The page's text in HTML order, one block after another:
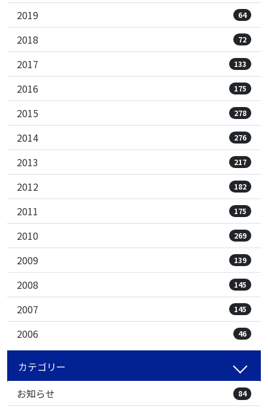
2019 64
2018 72
2017 133
2016 175
2015 278
2014 276
2013 217
2012 182
2011 175
2010 269
2009 139
2008 145
2007 145
2006 46
カテゴリー
お知らせ
84